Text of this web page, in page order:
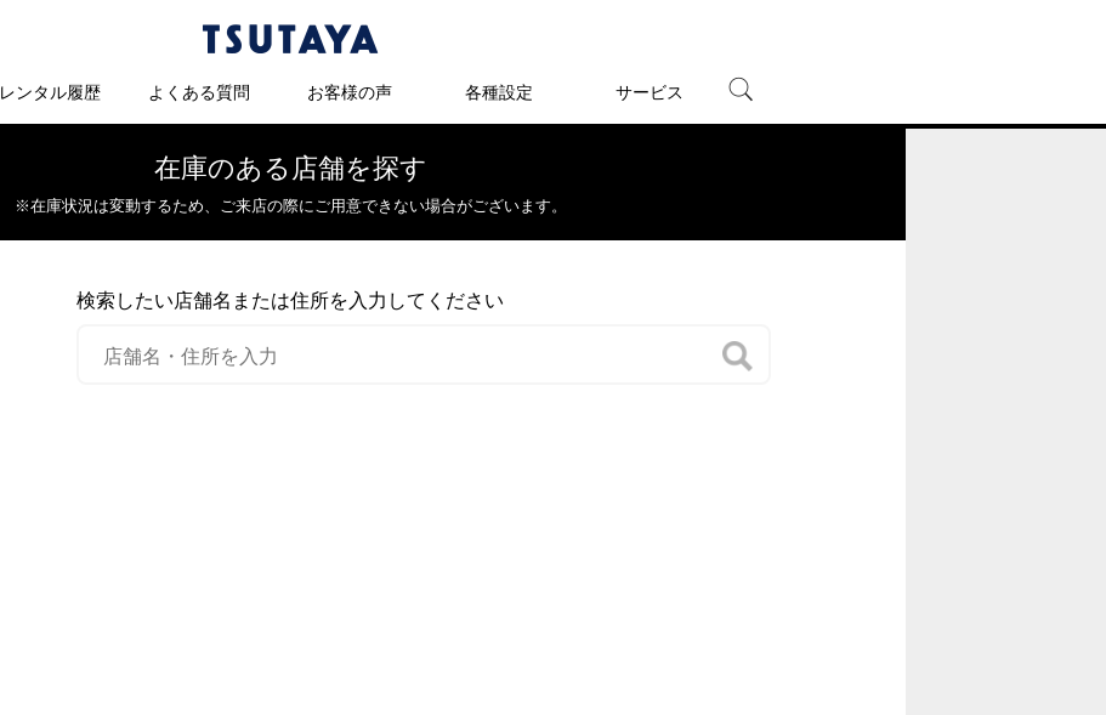
レンタル履歴 よくある質問 お客様の声 各種設定 サービス
在庫のある店舗を探す
※在庫状況は変動するため、 ご来店の際にご用意できない場合がございます。
検索したい店舗名または住所を入力してください